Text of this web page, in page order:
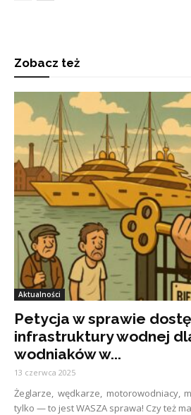
Zobacz też
Aktualności
Petycja w sprawie
infrastruktury wodnej
wodniaków w...
13 czerwca 2025
Żeglarze, wędkarze, motorowodniacy,
tylko — to jest WASZA sprawa! Czy też